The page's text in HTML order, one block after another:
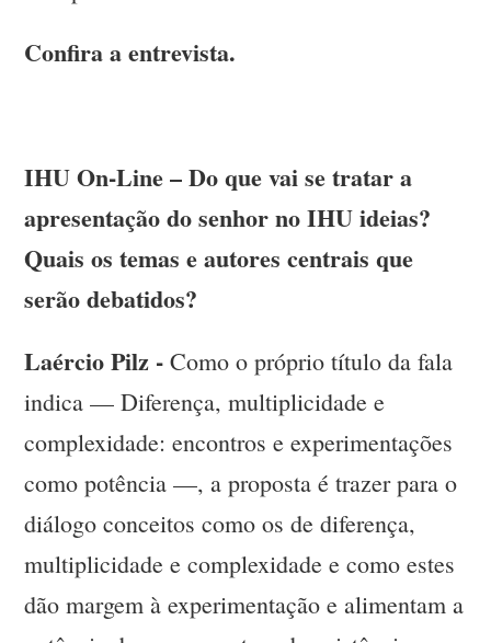
Confira a entrevista.
IHU On-Line – Do que vai se tratar a
apresentação do senhor no IHU ideias?
Quais os temas e autores centrais que
serão debatidos?
Laércio Pilz - Como o próprio título da fala
indica — Diferença, multiplicidade e
complexidade: encontros e experimentações
como potência —, a proposta é trazer para o
diálogo conceitos como os de diferença,
multiplicidade e complexidade e como estes
dão margem à experimentação e alimentam a